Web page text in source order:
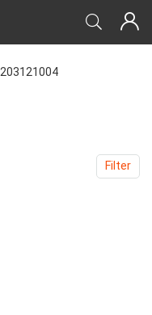
‎203121004
Filter